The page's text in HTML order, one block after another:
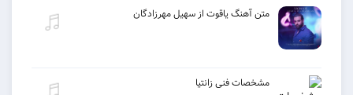
متن آهنگ یاقوت از سهیل مهرزادگان
مشخصات فنی زانتیا